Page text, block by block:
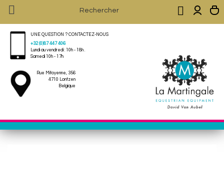
 
UNE QUESTION ? CONTACTEZ-NOUS
+32 (0)87 447 406
Lundi au vendredi : 10h - 18h .
Samedi 10h - 17h
Rue Mitoyenne, 356
4710 Lontzen
Belgique